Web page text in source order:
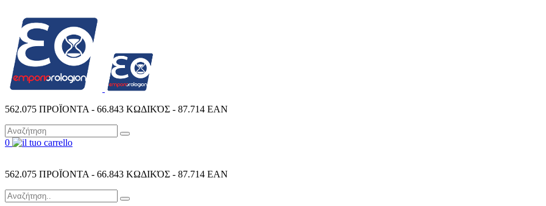
562.075 ΠΡΟΪΟΝΤΑ - 66.843 ΚΩΔΙΚΌΣ - 87.714 EAN
0
562.075 ΠΡΟΪΟΝΤΑ - 66.843 ΚΩΔΙΚΌΣ - 87.714 EAN